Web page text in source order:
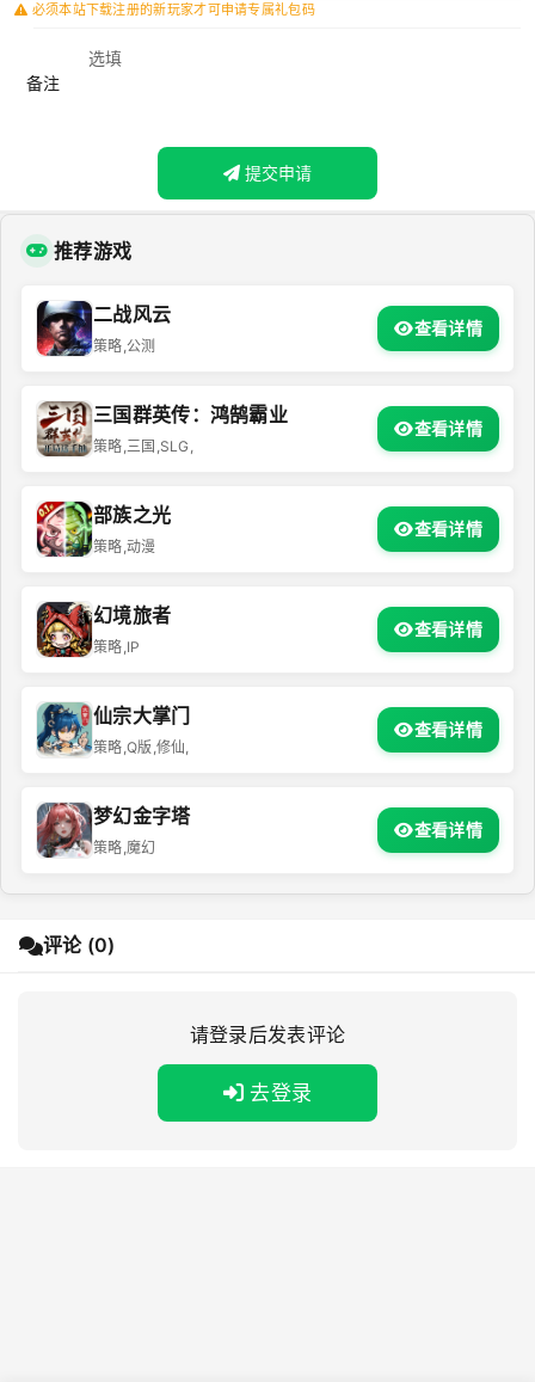
必须本站下载注册的新玩家才可申请专属礼包码
备注
提交申请
推荐游戏
二战风云
策略,公测
查看详情
三国群英传：鸿鹄霸业
策略,三国,SLG,
查看详情
部族之光
策略,动漫
查看详情
幻境旅者
策略,IP
查看详情
仙宗大掌门
策略,Q版,修仙,
查看详情
梦幻金字塔
策略,魔幻
查看详情
评论 (0)
请登录后发表评论
去登录